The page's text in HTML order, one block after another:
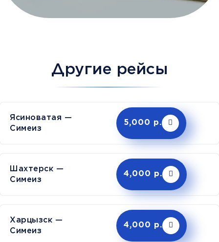
Другие рейсы
Ясиноватая —
Симеиз
5,000 р.
Шахтерск —
Симеиз
4,000 р.
Харцызск —
Симеиз
4,000 р.